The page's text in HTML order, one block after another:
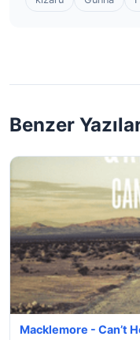
Benzer
Macklemore - Can’t